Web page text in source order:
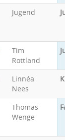
Jugend
Tim
Rottland
Linnéa
Nees
Thomas
Wenge